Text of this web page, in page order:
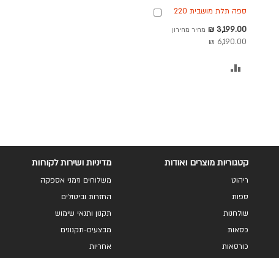
ספה תלת מושבית 220
דגם אלטון
מחיר
מבצע
3,199.00 ₪ מחיר מחירון
6,190.00 ₪
הוספה
קטגוריות מוצרים ואודות
ריהוט
ספות
שולחנות
כסאות
כורסאות
מדיניות ושירות לקוחות
משלוחים וזמני אספקה
החזרות וביטולים
תקנון ותנאי שימוש
מבצעים-תקנונים
אחריות